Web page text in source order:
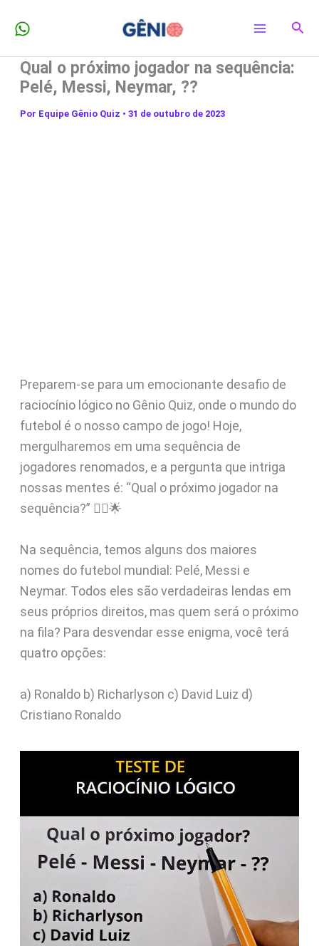
para
conteúdo
Qual o próximo jogador na sequência:
Pelé, Messi, Neymar, ??
Por Equipe Gênio Quiz • 31 de outubro de 2023
Preparem-se para um emocionante desafio de
raciocínio lógico no Gênio Quiz, onde o mundo do
futebol é o nosso campo de jogo! Hoje,
mergulharemos em uma sequência de
jogadores renomados, e a pergunta que intriga
nossas mentes é: “Qual o próximo jogador na
sequência?” 🤷‍♂️🌟
Na sequência, temos alguns dos maiores
nomes do futebol mundial: Pelé, Messi e
Neymar. Todos eles são verdadeiras lendas em
seus próprios direitos, mas quem será o próximo
na fila? Para desvendar esse enigma, você terá
quatro opções:
a) Ronaldo b) Richarlyson c) David Luiz d)
Cristiano Ronaldo